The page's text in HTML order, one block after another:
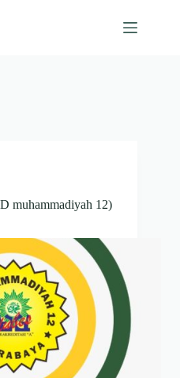
muhammadiyah 12)